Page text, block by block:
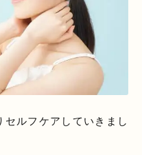
ルフケアしていきまし